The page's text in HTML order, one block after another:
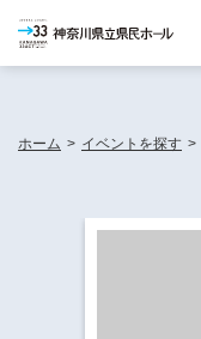
ホーム > イベントを探す >